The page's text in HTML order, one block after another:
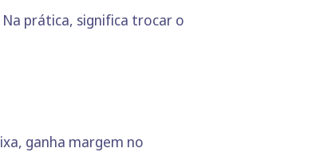
Na prática, significa trocar o
ganha margem no